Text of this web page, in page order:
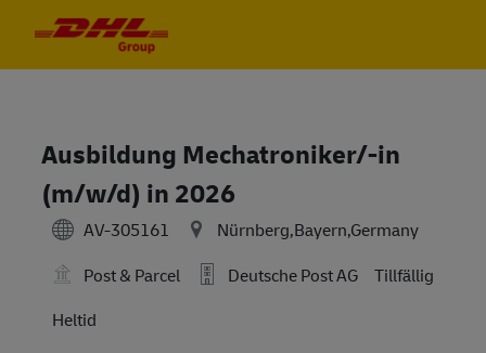
Ausbildung Mechatroniker/-in
(m/w/d) in 2026
AV-305161
Nürnberg,Bayern,Germany
Post & Parcel
Deutsche Post AG
Tillfällig
Heltid